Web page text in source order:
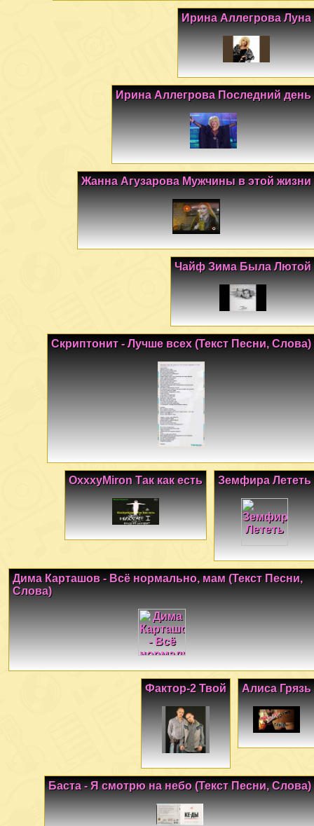
Ирина Аллегрова Луна
Ирина Аллегрова Последний день
Жанна Агузарова Мужчины в этой жизни
Чайф Зима Была Лютой
Скриптонит - Лучше всех (Текст Песни, Слова)
Земфира Лететь
OxxxyMiron Так как есть
Дима Карташов - Всё нормально, мам (Текст Песни,
Слова)
Алиса Грязь
Фактор-2 Твой
Баста - Я смотрю на небо (Текст Песни, Слова)